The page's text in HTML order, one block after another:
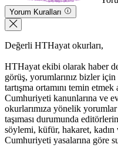
Yorum Kuralları
Değerli HTHayat okurları,
HTHayat ekibi olarak haber
görüş, yorumlarınız bizler
tartışma ortamını temin
Cumhuriyeti kanunlarına ve
okurlarımıza yönelik
taşıması durumunda
söylemi, küfür, hakaret,
Cumhuriyeti yasalarına göre